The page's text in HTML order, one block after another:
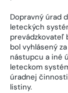
Dopravný úrad
leteckých
prevádzkovateľ
bol vyhlásený
nástupcu a iné
leteckom
úradnej
listiny.